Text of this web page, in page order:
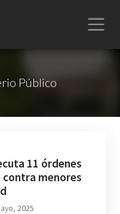
Público
11 órdenes
menores
2025